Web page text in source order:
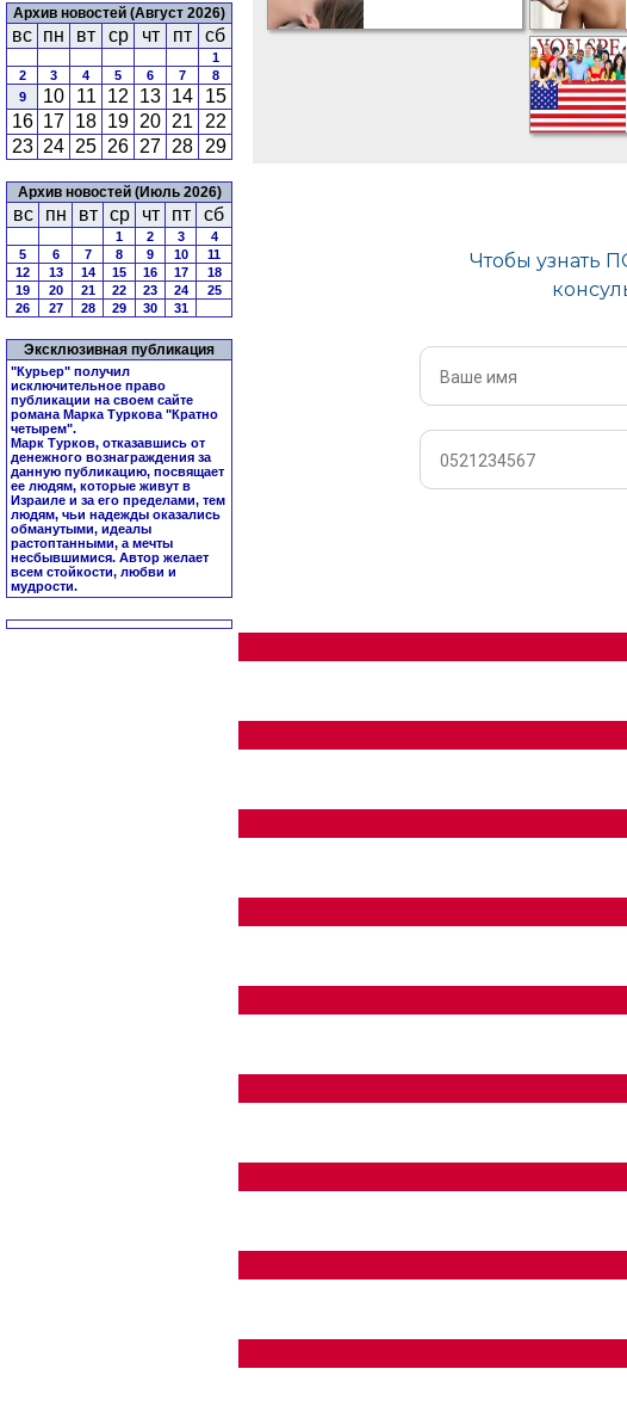
Архив новостей (Август 2026)
вс пн вт ср чт пт сб
1
2
3 4 5 6 7
8
9
10 11 12 13 14
15
16 17 18 19 20 21
22
23 24 25 26 27 28 29
Архив новостей (Июль 2026)
вс пн вт ср чт пт сб
1 2 3
4
5
6 7 8 9 10
11
12
13 14 15 16 17
18
19
20 21 22 23 24
25
26
27 28 29 30 31
Эксклюзивная публикация
"Курьер" получил
исключительное право
публикации на своем сайте
романа Марка Туркова "Кратно
четырем".
Марк Турков, отказавшись от
денежного вознаграждения за
данную публикацию, посвящает
ее людям, которые живут в
Израиле и за его пределами, тем
людям, чьи надежды оказались
обманутыми, идеалы
растоптанными, а мечты
несбывшимися. Автор желает
всем стойкости, любви и
мудрости.